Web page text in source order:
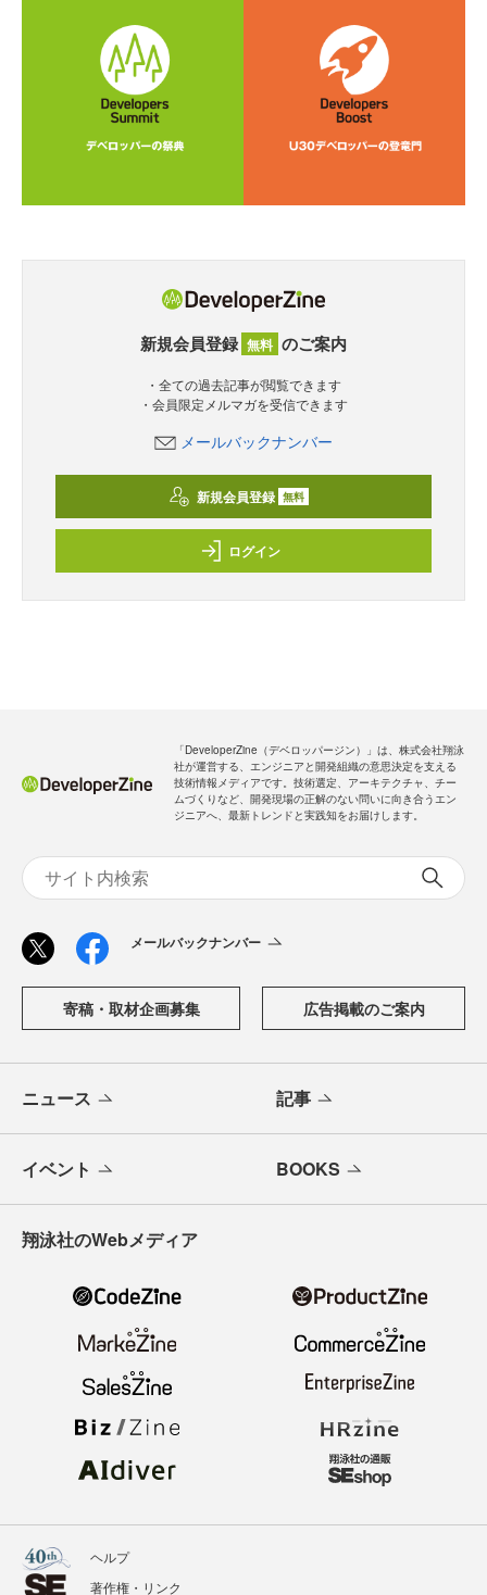
新規会員登録 無料 のご案内
・全ての過去記事が閲覧できます
・会員限定メルマガを受信できます
メールバックナンバー
新規会員登録 無料
ログイン
「DeveloperZine（デベロッパージン）」は、株式会社翔泳
社が運営する、エンジニアと開発組織の意思決定を支える
技術情報メディアです。技術選定、アーキテクチャ、チー
ムづくりなど、開発現場の正解のない問いに向き合うエン
ジニアへ、最新トレンドと実践知をお届けします。
メールバックナンバー
寄稿・取材企画募集 広告掲載のご案内
ニュース 記事
イベント BOOKS
翔泳社のWebメディア
ヘルプ
著作権・リンク